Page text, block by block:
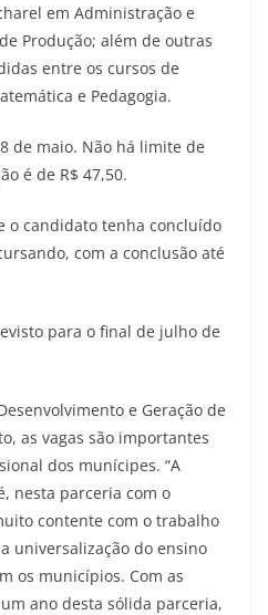
em Administração e
Produção; além de outras
entre os cursos de
e Pedagogia.
de maio. Não há limite de
é de R$ 47,50.
o candidato tenha concluído
com a conclusão até
para o final de julho de
e Geração de
as vagas são importantes
dos munícipes. “A
nesta parceria com o
contente com o trabalho
universalização do ensino
os municípios. Com as
ano desta sólida parceria,